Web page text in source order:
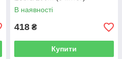
В наявності
418 ₴
Купити